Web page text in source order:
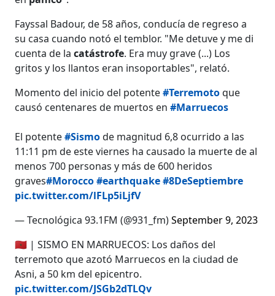
Fayssal Badour, de 58 años, conducía de regreso a
su casa cuando notó el temblor. "Me detuve y me di
cuenta de lacatástrofe. Era muy grave (...) Los
gritos y los llantos eran insoportables", relató.
Momento del inicio del potente#Terremotoque
causó centenares de muertos en#Marruecos
El potente#Sismode magnitud 6,8 ocurrido a las
11:11 pm de este viernes ha causado la muerte de al
menos 700 personas y más de 600 heridos
graves#Morocco#earthquake#8DeSeptiembre
pic.twitter.com/lFLp5iLjfV
— Tecnológica 93.1FM (@931_fm)September 9, 2023
🇲🇦 | SISMO EN MARRUECOS: Los daños del
terremoto que azotó Marruecos en la ciudad de
Asni, a 50 km del epicentro.
pic.twitter.com/JSGb2dTLQv